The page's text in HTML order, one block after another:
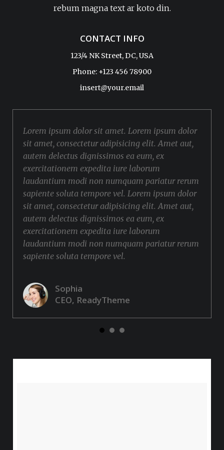
rebum magna text ar koto din.
CONTACT INFO
123/4 NK Street, DC, USA
Phone: +123 456 78900
insert@your.email
Lorem ipsum dolor sit amet. Lorem ipsum dolor
sit amet, consectetur adipisicing elit. Amet aut,
autem delectus dignissimos ea eum, ex
exercitationem expedita iure laborum
laudantium modi non numquam pariatur rerum
sapiente soluta tempore vel. Lorem ipsum dolor
sit amet, consectetur adipisicing elit. Amet aut,
autem delectus dignissimos ea eum, ex
exercitationem expedita iure laborum
laudantium modi non numquam pariatur rerum
sapiente soluta tempore vel.
Sophia
CEO, ReadyTheme